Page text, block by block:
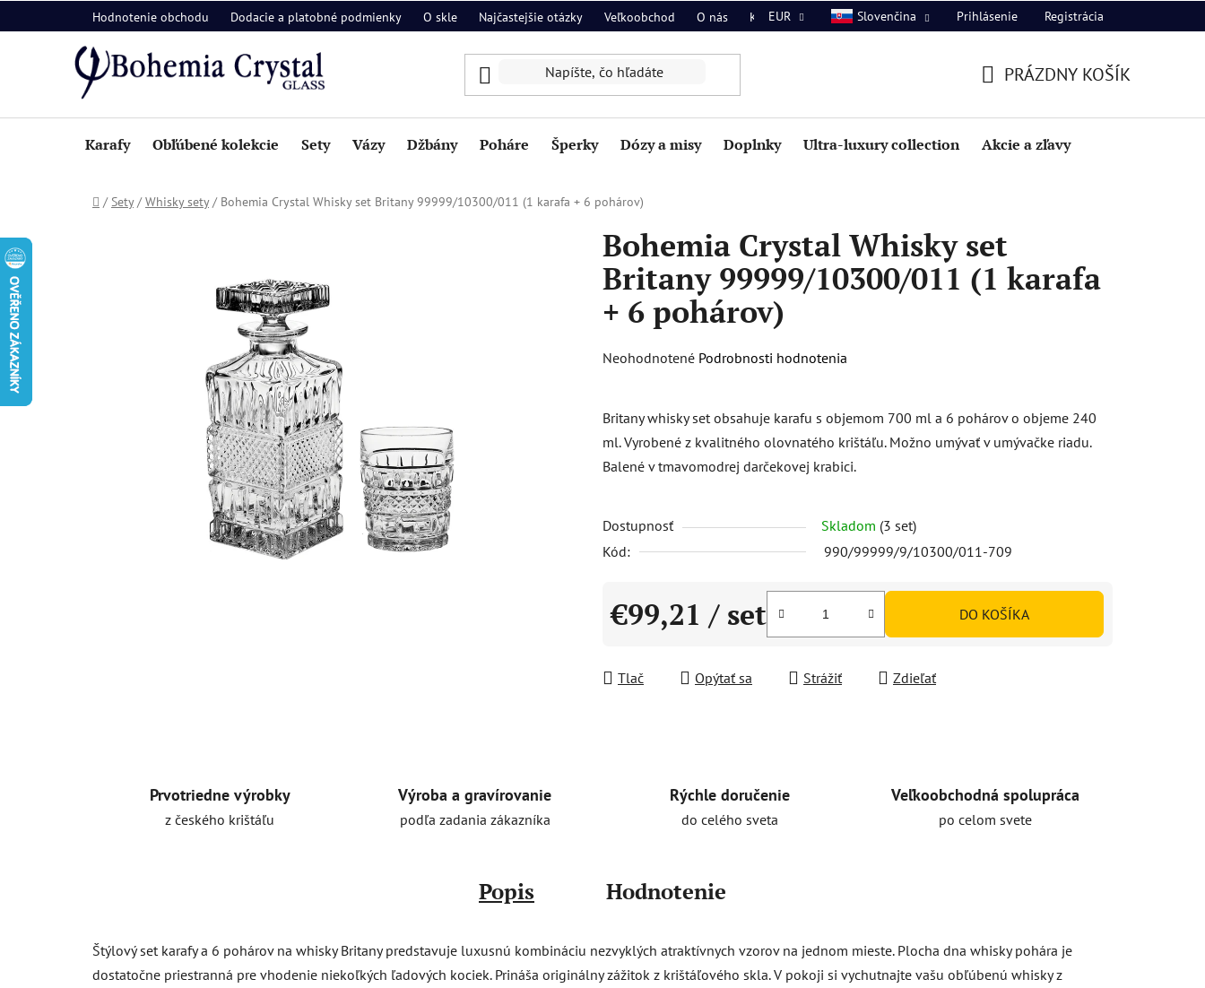
na
Hodnotenie obchodu Dodacie a platobné podmienky O skle Najčastejšie otázky Veľkoobchod O nás Kontakt
EUR Slovenčina Prihlásenie Registrácia
KOŠÍK
PRÁZDNY KOŠÍK
Karafy Obľúbené kolekcie Sety Vázy Džbány Poháre Šperky Dózy a misy Doplnky Ultra-luxury collection Akcie a zľavy
Domov
/ Sety / Whisky sety / Bohemia Crystal Whisky set Britany 99999/10300/011 (1 karafa + 6 pohárov)
Bohemia Crystal Whisky set
Britany 99999/10300/011 (1 karafa
+ 6 pohárov)
Priemerné
je
0,0
z
hviezdičiek.
Neohodnotené Podrobnosti hodnotenia
Britany whisky set obsahuje karafu s objemom 700 ml a 6 pohárov o objeme 240
ml. Vyrobené z kvalitného olovnatého krištáľu. Možno umývať v umývačke riadu.
Balené v tmavomodrej darčekovej krabici.
Dostupnosť Skladom (3 set)
Kód:
990/99999/9/10300/011-709
€99,21 / set DO KOŠÍKA
Tlač Opýtať sa Strážiť Zdieľať
Prvotriedne výrobky
z českého krištáľu
Výroba a gravírovanie
podľa zadania zákazníka
Rýchle doručenie
do celého sveta
Veľkoobchodná spolupráca
po celom svete
Popis Hodnotenie
Štýlový set karafy a 6 pohárov na whisky Britany predstavuje luxusnú kombináciu nezvyklých atraktívnych vzorov na jednom mieste. Plocha dna whisky pohára je
dostatočne priestranná pre vhodenie niekoľkých ľadových kociek. Prináša originálny zážitok z krištáľového skla. V pokoji si vychutnajte vašu obľúbenú whisky z